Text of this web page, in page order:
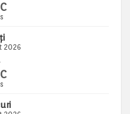
2026